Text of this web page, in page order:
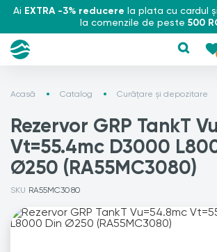
Ai EXTRA -3% reducere la plata cu cardul
la comenzile de peste 500
Acasă Catalog Curățare și depozitare
Rezervor GRP TankT
Vt=55.4mc D3000
Ø250 (RA55MC3080)
SKU RA55MC3080